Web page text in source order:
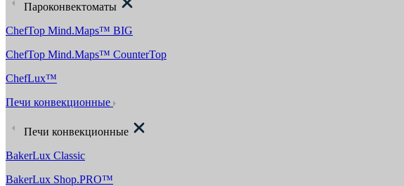
Пароконвектоматы
ChefTop Mind.Maps™ BIG
ChefTop Mind.Maps™ CounterTop
ChefLux™
Печи конвекционные
Печи конвекционные
BakerLux Classic
BakerLux Shop.PRO™